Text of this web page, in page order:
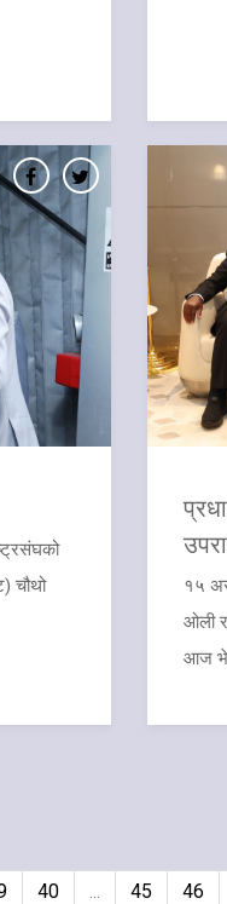
चौथो
१५
ओली र
आज
40 ... 45 46